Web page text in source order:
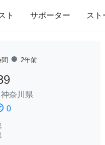
ト サポーター スト
インテリア 趣味・習
fiber_manual_record 2年前
神奈川県
0